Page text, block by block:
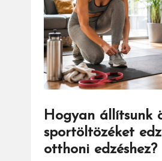
Hogyan állítsunk
sportöltözéket
otthoni edzéshez?